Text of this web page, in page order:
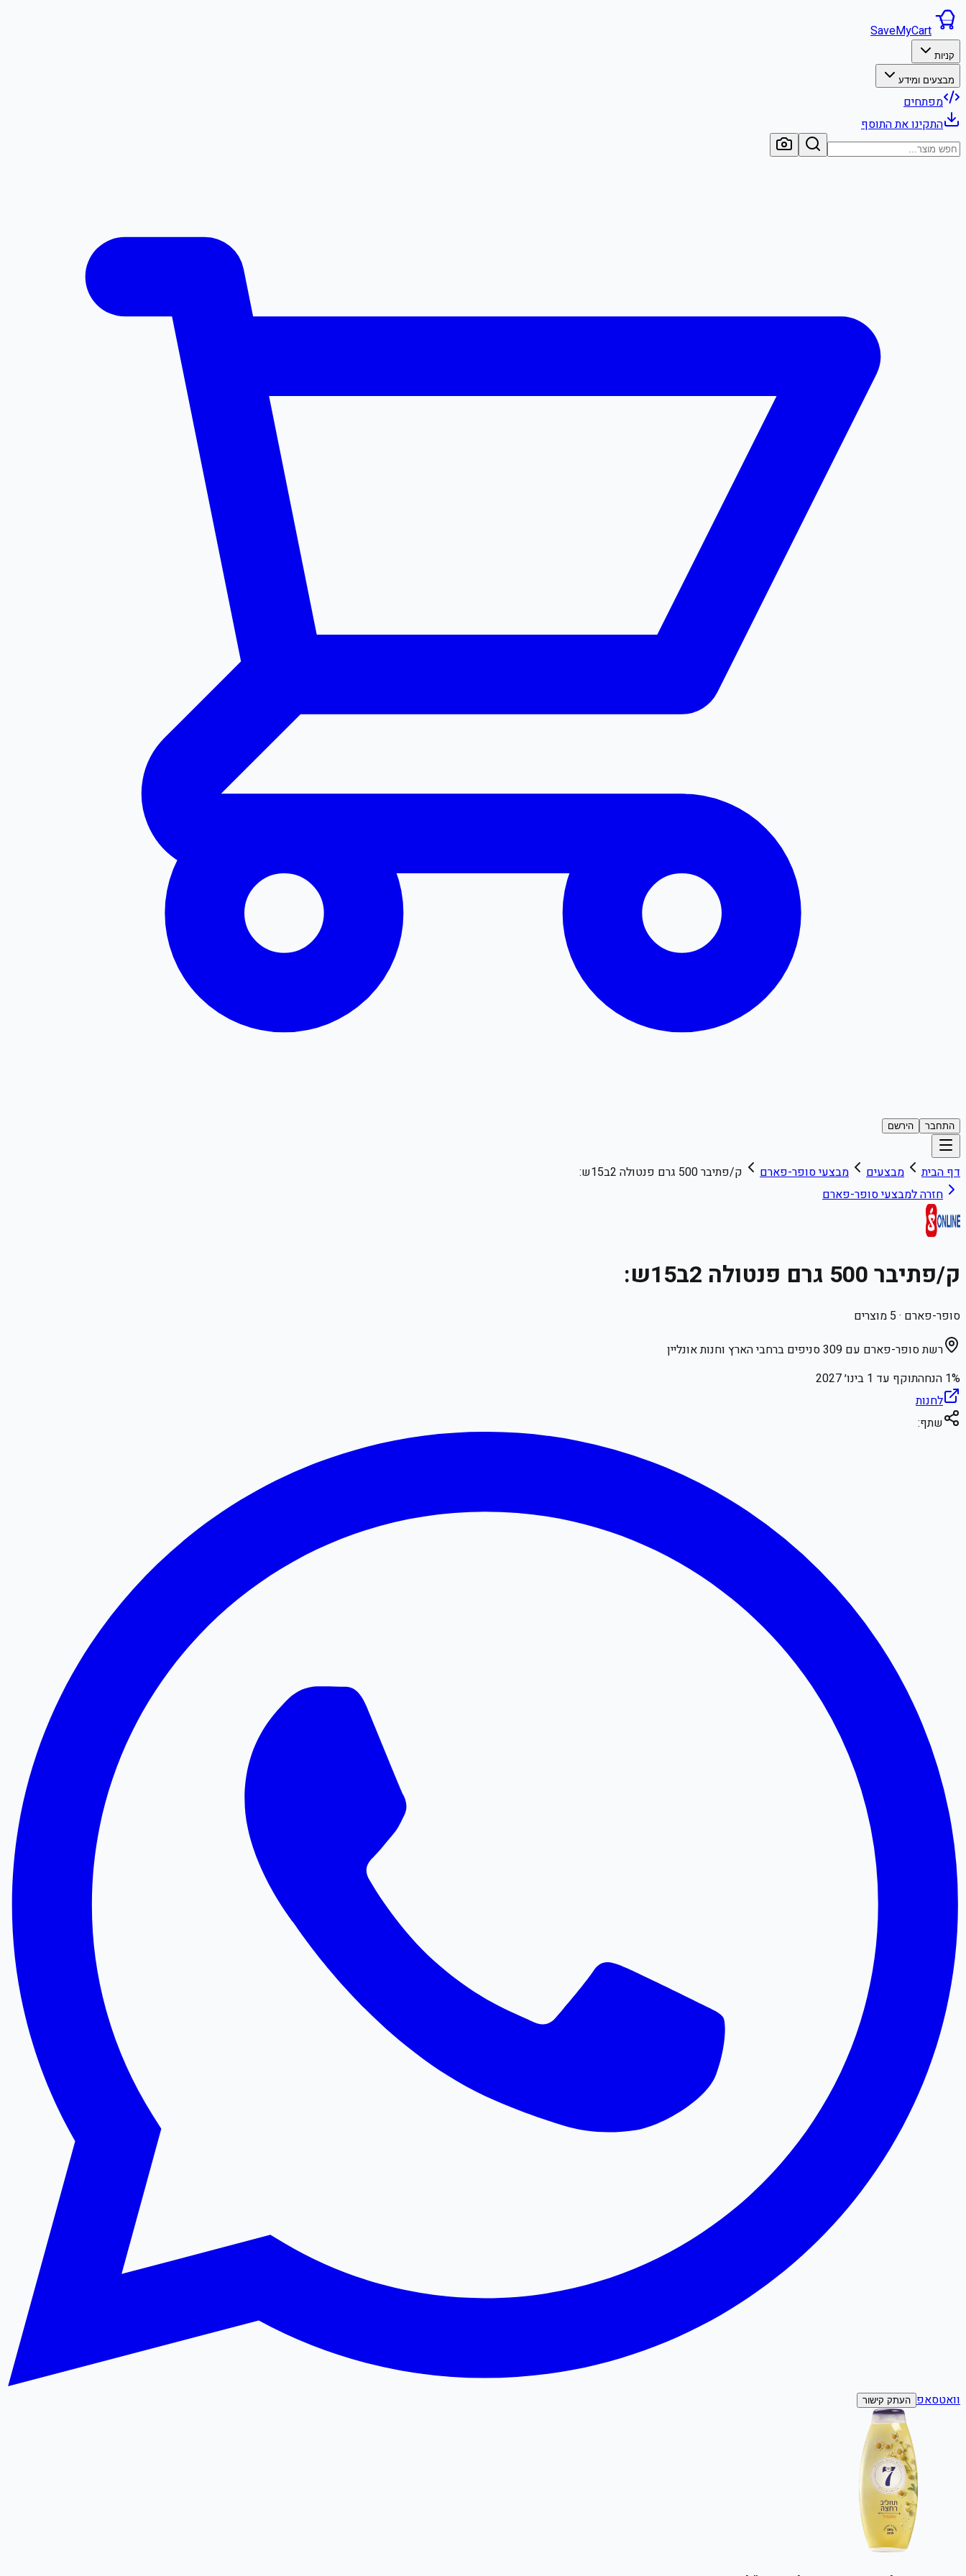
SaveMyCart
קניות
מבצעים ומידע
מפתחים
התקינו את התוסף
התחבר הירשם
דף הבית מבצעים מבצעיסופר-פארם
ק/פתיבר 500 גרם פנטולה 2ב15ש:
חזרה למבצעיסופר-פארם
ק/פתיבר 500 גרם פנטולה 2ב15ש:
סופר-פארם ·
5 מוצרים
רשת סופר-פארם עם 309 סניפים ברחבי הארץ וחנות אונליין
1% הנחה תוקף עד 1 בינו׳ 2027
לחנות
שתף:
וואטסאפ העתק קישור